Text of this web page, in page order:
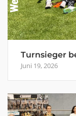
Turnsieger
Juni 19, 2026